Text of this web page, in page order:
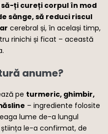
ți cureți corpul în mod
sânge, să reduci riscul
cerebral și, în același timp,
rinichi și ficat – această
anume?
pe turmeric, ghimbir,
– ingrediente folosite
lume de-a lungul
le-a confirmat, de